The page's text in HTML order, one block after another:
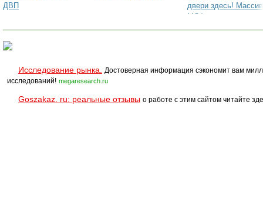
ДВП
двери здесь! Массив
МДФ
Исследование рынка.
Достоверная информация сэкономит вам
исследований! megaresearch.ru
Goszakaz. ru: реальные отзывы о работе с этим сайтом читайте